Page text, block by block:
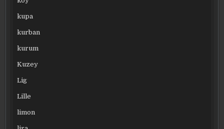
kupa
kurban
kurum
Kuzey
Lig
Lille
limon